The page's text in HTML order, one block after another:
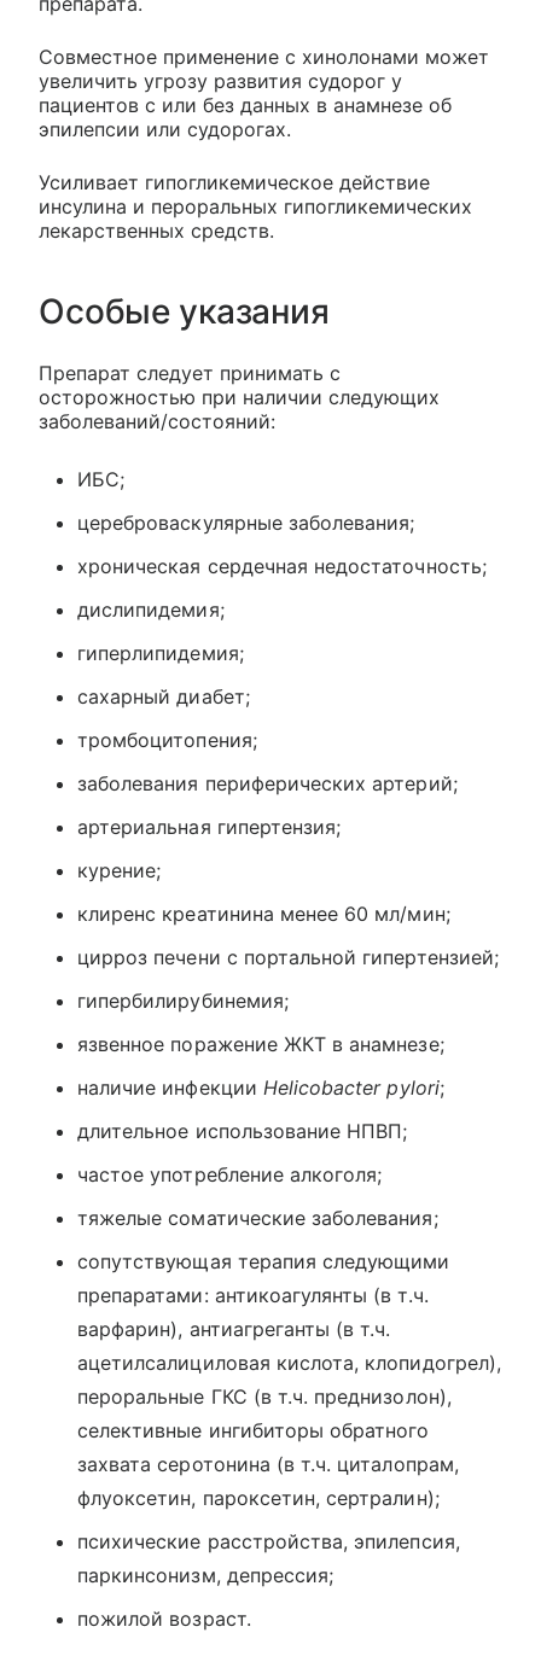
Совместное применение с хинолонами может
увеличить угрозу развития судорог у
пациентов с или без данных в анамнезе об
эпилепсии или судорогах.
Усиливает гипогликемическое действие
инсулина и пероральных гипогликемических
лекарственных средств.
Особые указания
Препарат следует принимать с
осторожностью при наличии следующих
заболеваний/состояний:
ИБС;
цереброваскулярные заболевания;
хроническая сердечная недостаточность;
дислипидемия;
гиперлипидемия;
сахарный диабет;
тромбоцитопения;
заболевания периферических артерий;
артериальная гипертензия;
курение;
клиренс креатинина менее 60 мл/мин;
цирроз печени с портальной гипертензией;
гипербилирубинемия;
язвенное поражение ЖКТ в анамнезе;
наличие инфекции Helicobacter pylori;
длительное использование НПВП;
частое употребление алкоголя;
тяжелые соматические заболевания;
сопутствующая терапия следующими
препаратами: антикоагулянты (в т.ч.
варфарин), антиагреганты (в т.ч.
ацетилсалициловая кислота, клопидогрел),
пероральные ГКС (в т.ч. преднизолон),
селективные ингибиторы обратного
захвата серотонина (в т.ч. циталопрам,
флуоксетин, пароксетин, сертралин);
психические расстройства, эпилепсия,
паркинсонизм, депрессия;
пожилой возраст.